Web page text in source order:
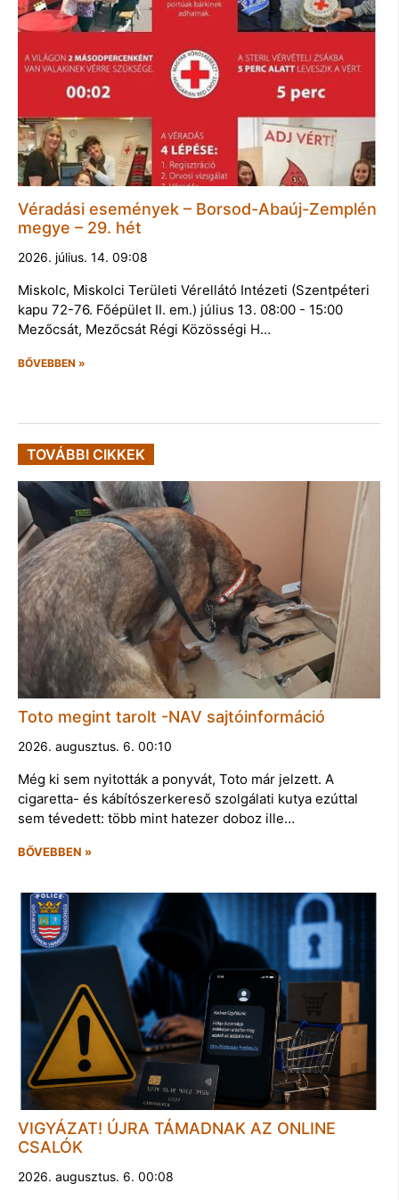
Véradási események – Borsod-Abaúj-Zemplén
megye – 29. hét
2026. július. 14. 09:08
Miskolc, Miskolci Területi Vérellátó Intézeti (Szentpéteri
kapu 72-76. Főépület II. em.) július 13. 08:00 - 15:00
Mezőcsát, Mezőcsát Régi Közösségi H…
BŐVEBBEN »
TOVÁBBI CIKKEK
Toto megint tarolt -NAV sajtóinformáció
2026. augusztus. 6. 00:10
Még ki sem nyitották a ponyvát, Toto már jelzett. A
cigaretta- és kábítószerkereső szolgálati kutya ezúttal
sem tévedett: több mint hatezer doboz ille…
BŐVEBBEN »
VIGYÁZAT! ÚJRA TÁMADNAK AZ ONLINE
CSALÓK
2026. augusztus. 6. 00:08